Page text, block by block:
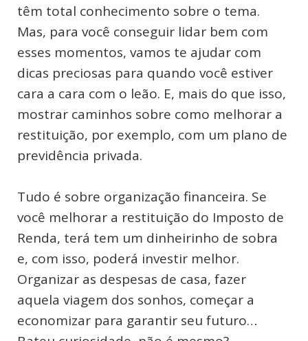
têm total conhecimento sobre o tema.
Mas, para você conseguir lidar bem com
esses momentos, vamos te ajudar com
dicas preciosas para quando você estiver
cara a cara com o leão. E, mais do que isso,
mostrar caminhos sobre como melhorar a
restituição, por exemplo, com um plano de
previdência privada.
Tudo é sobre organização financeira. Se
você melhorar a restituição do Imposto de
Renda, terá tem um dinheirinho de sobra
e, com isso, poderá investir melhor.
Organizar as despesas de casa, fazer
aquela viagem dos sonhos, começar a
economizar para garantir seu futuro…